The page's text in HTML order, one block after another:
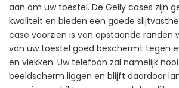
aan om uw toestel. De Gelly cases zijn
kwaliteit en bieden een goede
case voorzien is van opstaande randen
van uw toestel goed beschermt tegen
en vlekken. Uw telefoon zal namelijk
beeldscherm liggen en blijft daardoor